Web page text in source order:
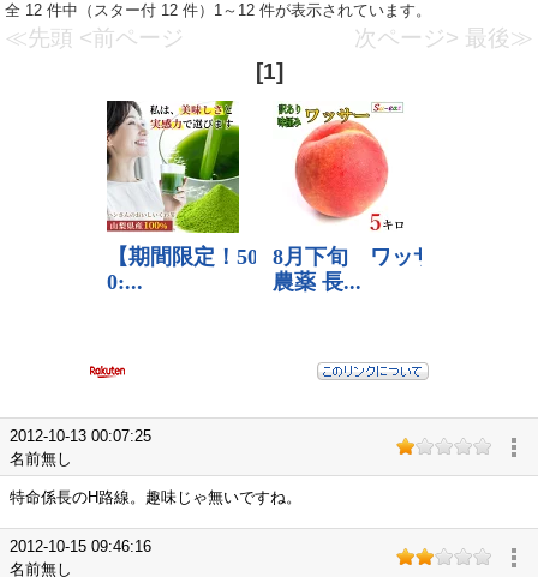
全 12 件中（スター付 12 件）1～12 件が表示されています。
≪先頭 <前ページ 次ページ> 最後≫
[1]
2012-10-13 00:07:25
名前無し
特命係長のH路線。趣味じゃ無いですね。
2012-10-15 09:46:16
名前無し